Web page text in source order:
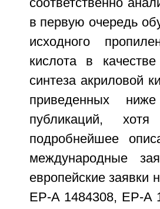
соответственно
в первую очередь
исходного
кислота в
синтеза акриловой
приведенных
публикаций,
подробнейшее
международные
европейские
ЕР-А 1484308, ЕР-А